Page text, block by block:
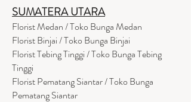
SUMATERA UTARA
Florist Medan / Toko Bunga Medan
Florist Binjai / Toko Bunga Binjai
Florist Tebing Tinggi / Toko Bunga Tebing
Tinggi
Florist Pematang Siantar / Toko Bunga
Pematang Siantar